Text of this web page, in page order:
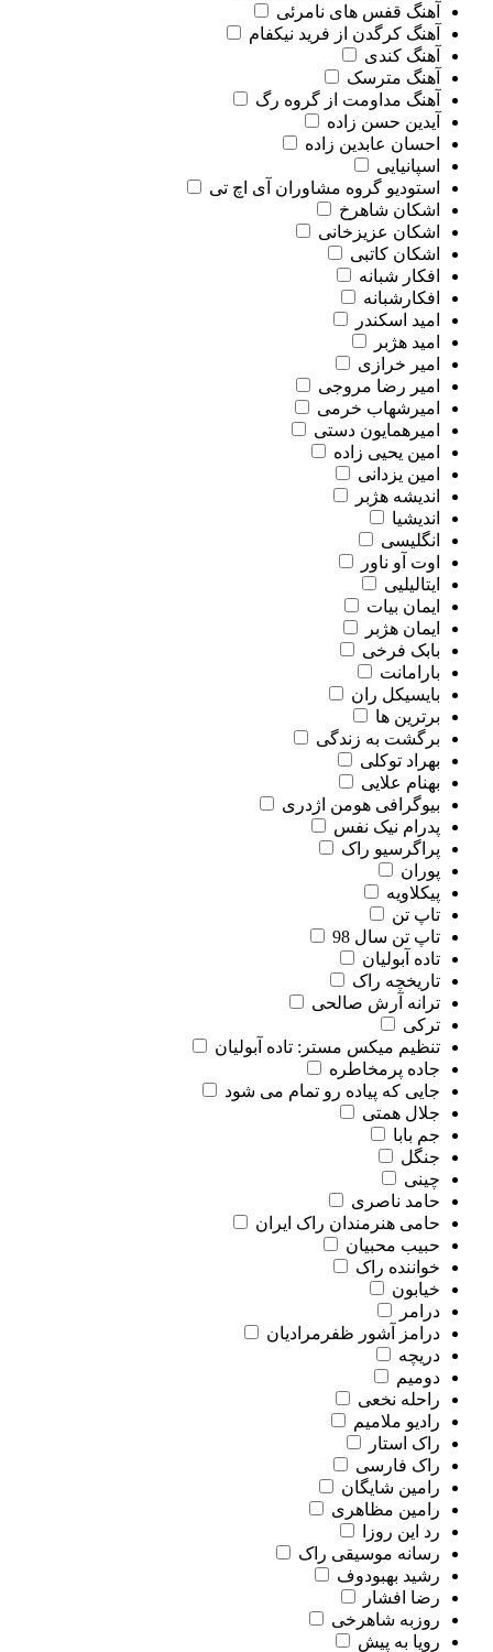
آهنگ قفس های نامرئی
آهنگ کرگدن از فرید نیکفام
آهنگ کندی
آهنگ مترسک
آهنگ مداومت از گروه رگ
آیدین حسن زاده
احسان عابدین زاده
اسپانیایی
استودیو گروه مشاوران آی اچ تی
اشکان شاهرخ
اشکان عزیزخانی
اشکان کاتبی
افکار شبانه
افکارشبانه
امید اسکندر
امید هژبر
امیر خرازی
امیر رضا مروجی
امیرشهاب خرمی
امیرهمایون دستی
امین یحیی زاده
امین یزدانی
اندیشه هژبر
اندیشیا
انگلیسی
اوت آو ناور
ایتالیلیی
ایمان بیات
ایمان هژبر
بابک فرخی
بارامانت
بایسیکل ران
برترین ها
برگشت به زندگی
بهراد توکلی
بهنام علایی
بیوگرافی هومن اژدری
پدرام نیک نفس
پراگرسیو راک
پوران
پیکلاویه
تاپ تن
تاپ تن سال 98
تاده آبولیان
تاریخچه راک
ترانه آرش صالحی
ترکی
تنظیم میکس مستر: تاده آبولیان
جاده پرمخاطره
جایی که پیاده رو تمام می شود
جلال همتی
جم بابا
جنگل
چینی
حامد ناصری
حامی هنرمندان راک ایران
حبیب محبیان
خواننده راک
خیابون
درامر
درامز آشور ظفرمرادیان
دریچه
دومیم
راحله نخعی
رادیو ملامیم
راک استار
راک فارسی
رامین شایگان
رامین مظاهری
رد این روزا
رسانه موسیقی راک
رشید بهبودوف
رضا افشار
روزبه شاهرخی
رویا به پیش